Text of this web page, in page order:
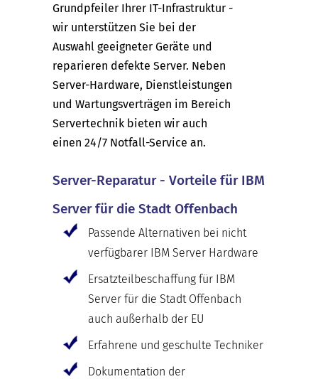
Grundpfeiler Ihrer IT-Infrastruktur -
wir unterstützen Sie bei der
Auswahl geeigneter Geräte und
reparieren defekte Server. Neben
Server-Hardware, Dienstleistungen
und Wartungsverträgen im Bereich
Servertechnik bieten wir auch
einen 24/7 Notfall-Service an.
Server-Reparatur - Vorteile für IBM
Server für die Stadt Offenbach
Passende Alternativen bei nicht
verfügbarer IBM Server Hardware
Ersatzteilbeschaffung für IBM
Server für die Stadt Offenbach
auch außerhalb der EU
Erfahrene und geschulte Techniker
Dokumentation der